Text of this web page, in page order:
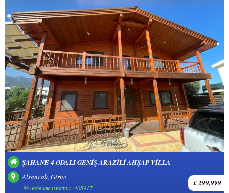
ŞAHANE 4 ODALI GENIŞ ARAZILI AHŞAP VILLA
Alsancak, Girne
£ 299,999
№ недвижимости: 408917